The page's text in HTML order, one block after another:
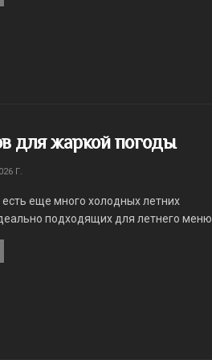
для жаркой погоды
Г.
еще много холодных летних
подходящих для летнего меню.